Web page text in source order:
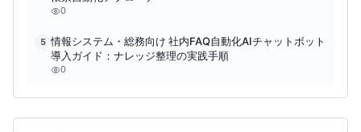
0
5 情報システム・総務向け 社内FAQ自動化AIチャットボット
導入ガイド：ナレッジ整理の実践手順
0